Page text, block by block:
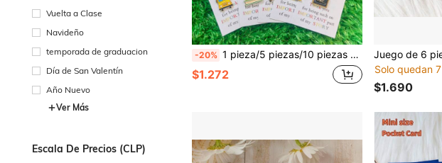
Vuelta a Clase
Navideño
temporada de graduacion
Día de San Valentín
Año Nuevo
Ver Más
Escala De Precios (CLP)
-20% 1 pieza/5 piezas/10 piezas Juego de llaveros con manzana, lápiz, libro, autobús escolar, tablero de dibujo, arcoíris - Material de metal duradero - Regalo de llavero para fiestas - Viene con tarjeta de agradecimiento arcoíris, el colgante se puede usar como llavero/encanto de bolso, accesorio de bolso, accesorio de decoración de llave de coche, perfecto para el Día del Maestro, temporada de regreso a la escuela, ceremonia de graduación, Acción de Gracias y otras ocasiones, regalo para el maestro, regalo de regreso a la escuela
$1.272
Solo quedan 7
$1.690